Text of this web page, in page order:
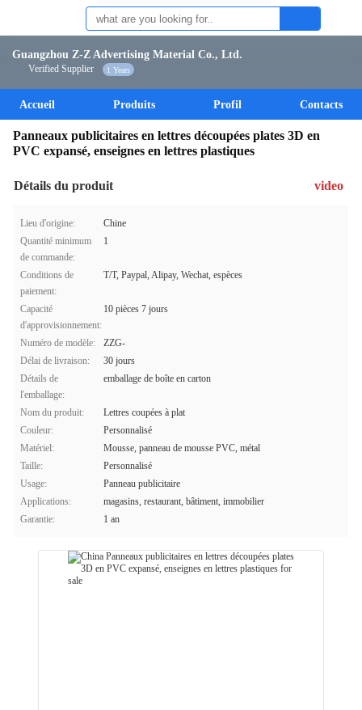
Guangzhou Z-Z Advertising Material Co., Ltd.
Verified Supplier 1 Years
Accueil Produits Profil Contacts
Panneaux publicitaires en lettres découpées plates 3D en
PVC expansé, enseignes en lettres plastiques
Détails du produit video
Lieu d'origine:
Chine
Quantité minimum
de commande:
1
Conditions de
paiement:
T/T, Paypal, Alipay, Wechat, espèces
Capacité
d'approvisionnement:
10 pièces 7 jours
Numéro de modèle:
ZZG-
Délai de livraison:
30 jours
Détails de
l'emballage:
emballage de boîte en carton
Nom du produit:
Lettres coupées à plat
Couleur:
Personnalisé
Matériel:
Mousse, panneau de mousse PVC, métal
Taille:
Personnalisé
Usage:
Panneau publicitaire
Applications:
magasins, restaurant, bâtiment, immobilier
Garantie:
1 an